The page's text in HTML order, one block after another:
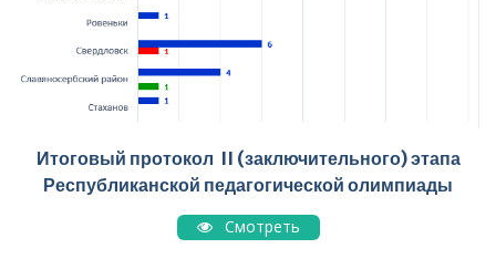
Итоговый протокол II (заключительного) этапа
Республиканской педагогической олимпиады
Смотреть